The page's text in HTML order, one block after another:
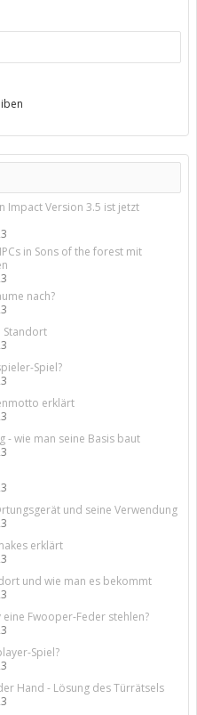
Impact Version 3.5 ist jetzt
in Sons of the forest mit
nach?
Standort
Spiel?
erklärt
- wie man seine Basis baut
und seine Verwendung
erklärt
und wie man es bekommt
Fwooper-Feder stehlen?
Spiel?
Hand - Lösung des Türrätsels